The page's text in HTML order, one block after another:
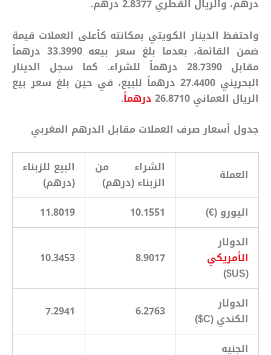
درهم، والريال القطري 2.8377 درهم.
واحتفظ الدينار الكويتي بمكانته كأعلى العملات قيمة
ضمن القائمة، بعدما بلغ سعر بيعه 33.3990 درهماً
مقابل 28.7390 درهماً للشراء. كما سجل الدينار
البحريني 27.4400 درهماً للبيع، في حين بلغ سعر بيع
الريال العماني 26.8710
درهماً.
جدول أسعار صرف العملات مقابل الدرهم المغربي
العملة
الشراء من
الزبناء (درهم)
البيع للزبناء
(درهم)
اليورو (€)
10.1551
11.8019
الدولار
الأمريكي
(US$)
8.9017
10.3453
الدولار
الكندي (C$)
6.2763
7.2941
الجنيه